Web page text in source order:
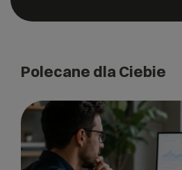
Polecane dla Ciebie